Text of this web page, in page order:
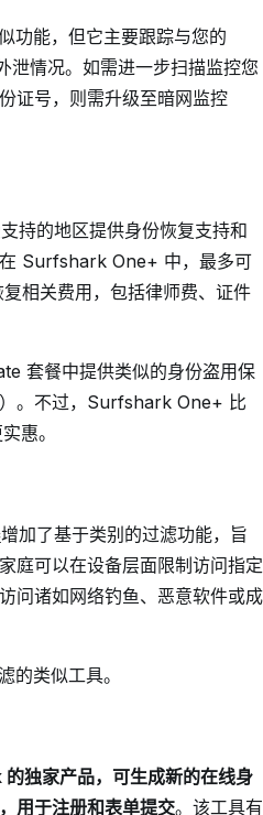
功能，但它主要跟踪与您的
泄情况。如需进一步扫描监控您
证号，则需升级至暗网监控
持的地区提供身份恢复支持和
Surfshark One+ 中，最多可
相关费用，包括律师费、证件
套餐中提供类似的身份盗用保
。不过，Surfshark One+ 比
惠。
增加了基于类别的过滤功能，旨
庭可以在设备层面限制访问指定
问诸如网络钓鱼、恶意软件或成
类似工具。
独家产品，可生成新的在线身
用于注册和表单提交。该工具有